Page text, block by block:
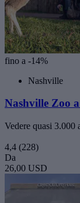
fino a -14%
Nashville
Nashville Zoo
Vedere quasi
4,4 (228)
Da
26,00 USD